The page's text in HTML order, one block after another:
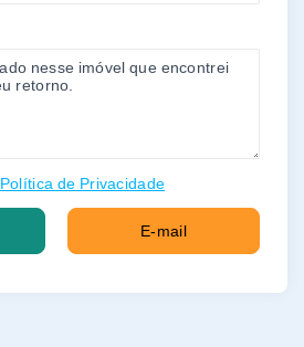
Política de Privacidade
E-mail